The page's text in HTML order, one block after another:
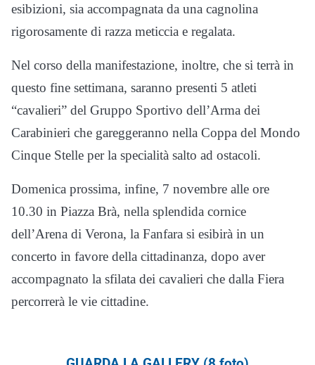
esibizioni, sia accompagnata da una cagnolina
rigorosamente di razza meticcia e regalata.
Nel corso della manifestazione, inoltre, che si terrà in
questo fine settimana, saranno presenti 5 atleti
“cavalieri” del Gruppo Sportivo dell’Arma dei
Carabinieri che gareggeranno nella Coppa del Mondo
Cinque Stelle per la specialità salto ad ostacoli.
Domenica prossima, infine, 7 novembre alle ore
10.30 in Piazza Brà, nella splendida cornice
dell’Arena di Verona, la Fanfara si esibirà in un
concerto in favore della cittadinanza, dopo aver
accompagnato la sfilata dei cavalieri che dalla Fiera
percorrerà le vie cittadine.